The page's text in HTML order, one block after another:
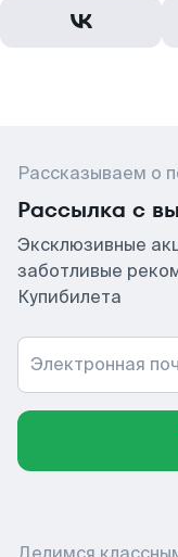
Рассказываем о
Рассылка с
Эксклюзивные
заботливые
Купибилета
Электронная